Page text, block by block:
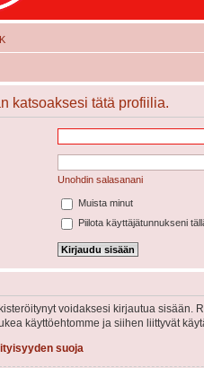
katsoaksesi tätä profiilia.
Unohdin salasanani
Muista minut
Piilota käyttäjätunnukseni
voidaksesi kirjautua sisään.
käyttöehtomme ja siihen liittyvät
suoja